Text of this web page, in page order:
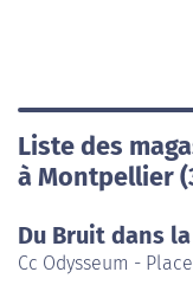
Liste des
à Montpellier
Du Bruit dans
Cc Odysseum -